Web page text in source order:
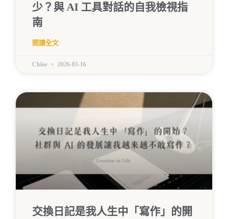
少？與 AI 工具對話的自我檢視指
南
閱讀全文
Chloe 2026-03-16
交換日記是我人生中「寫作」的開